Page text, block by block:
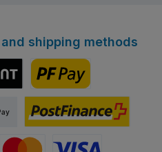
shipping methods
PostFinance Pay